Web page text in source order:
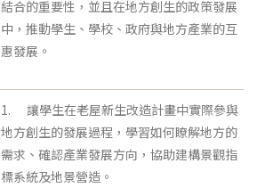
結合的重要性，並且在地方創生的政策發展
中，推動學生、學校、政府與地方產業的互
惠發展。
1. 讓學生在老屋新生改造計畫中實際參與
地方創生的發展過程，學習如何瞭解地方的
需求、確認產業發展方向，協助建構景觀指
標系統及地景營造。